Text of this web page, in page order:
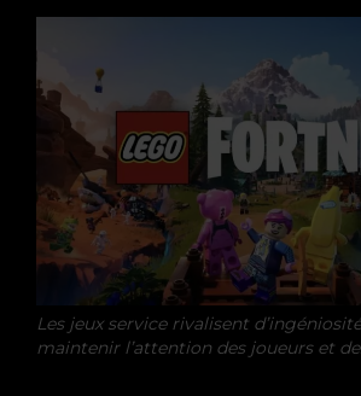
Les jeux service rivalisent
maintenir l’attention des joueurs et